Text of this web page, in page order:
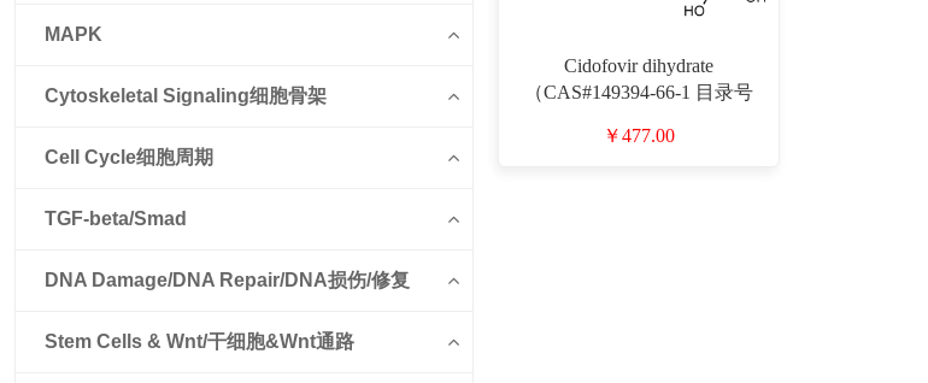
MAPK
Cytoskeletal Signaling细胞骨架
Cell Cycle细胞周期
TGF-beta/Smad
DNA Damage/DNA Repair/DNA损伤/修复
Stem Cells & Wnt/干细胞&Wnt通路
Cidofovir dihydrate
（CAS#149394-66-1 目录号
￥477.00